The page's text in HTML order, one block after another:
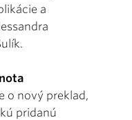
a
o nový preklad,
pridanú